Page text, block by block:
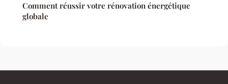
Comment réussir votre rénovation énergétique
globale